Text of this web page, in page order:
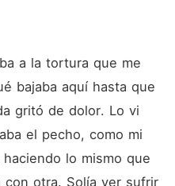
a la tortura que me
bajaba aquí hasta que
gritó de dolor. Lo vi
el pecho, como mi
lo mismo que
con otra. Solía ver sufrir